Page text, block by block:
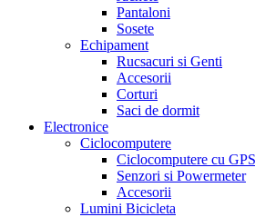
Pantaloni
Sosete
Echipament
Rucsacuri si Genti
Accesorii
Corturi
Saci de dormit
Electronice
Ciclocomputere
Ciclocomputere cu GPS
Senzori si Powermeter
Accesorii
Lumini Bicicleta